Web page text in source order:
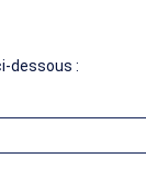
dessous :